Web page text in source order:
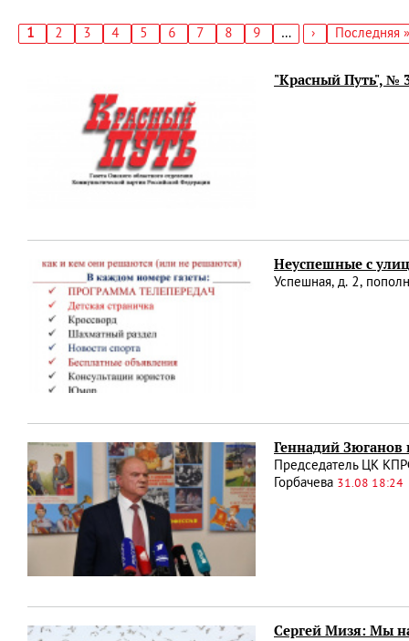
Текущая
1 Страница
2 Страница
3 Страница
4 Страница
5 Страница
6 Страница
7 Страница
8 Страница
9 …
Следующая
›
Последняя
Последняя »
"Красный Путь", №
Неуспешные с
Успешная, д. 2,
Геннадий Зюганов
Председатель ЦК
Горбачева 31.08 18:24
Сергей Мизя: Мы